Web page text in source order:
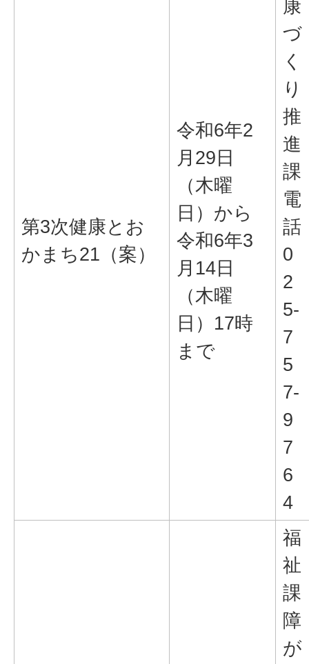
第3次健康とお
かまち21（案）
令和6年2
月29日
（木曜
日）から
令和6年3
月14日
（木曜
日）17時
まで
康
づ
く
り
推
進
課
電
話
0
2
5-
7
5
7-
9
7
6
4
福
祉
課
障
が